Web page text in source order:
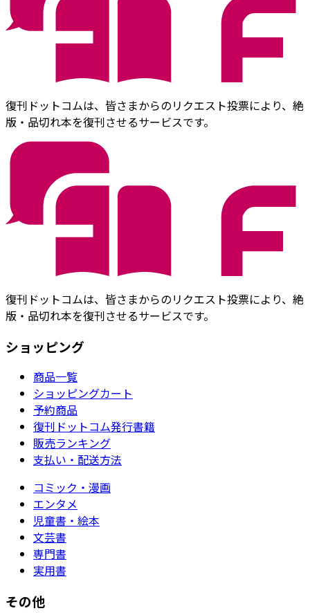
復刊ドットコムは、皆さまからのリクエスト投票により、絶
版・品切れ本を復刊させるサービスです。
復刊ドットコムは、皆さまからのリクエスト投票により、絶
版・品切れ本を復刊させるサービスです。
ショッピング
商品一覧
ショッピングカート
予約商品
復刊ドットコム発行書籍
販売ランキング
支払い・配送方法
コミック・漫画
エンタメ
児童書・絵本
文芸書
専門書
実用書
その他